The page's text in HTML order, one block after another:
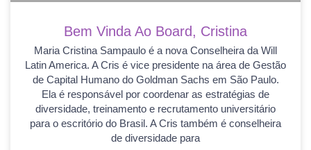
Bem Vinda Ao Board, Cristina
Maria Cristina Sampaulo é a nova Conselheira da Will
Latin America. A Cris é vice presidente na área de Gestão
de Capital Humano do Goldman Sachs em São Paulo.
Ela é responsável por coordenar as estratégias de
diversidade, treinamento e recrutamento universitário
para o escritório do Brasil. A Cris também é conselheira
de diversidade para